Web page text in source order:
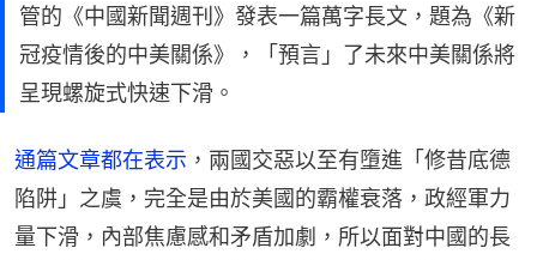
管的《中國新聞週刊》發表一篇萬字長文，題為《新
冠疫情後的中美關係》，「預言」了未來中美關係將
呈現螺旋式快速下滑。
通篇文章都在表示 ，兩國交惡以至有墮進「修昔底德
陷阱」之虞，完全是由於美國的霸權衰落，政經軍力
量下滑，內部焦慮感和矛盾加劇，所以面對中國的長